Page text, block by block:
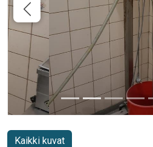
Kaikki kuvat